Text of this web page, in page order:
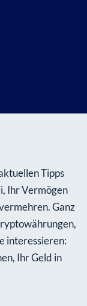
Tipps
Ihr Vermögen
Ganz
interessieren:
Ihr Geld in